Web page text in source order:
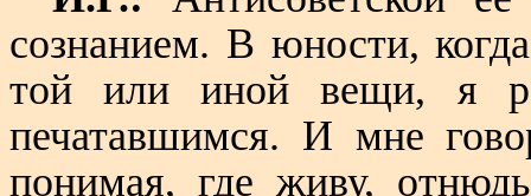
сознанием. В юности,
той или иной вещи, я
печатавшимся. И мне
понимая, где живу,